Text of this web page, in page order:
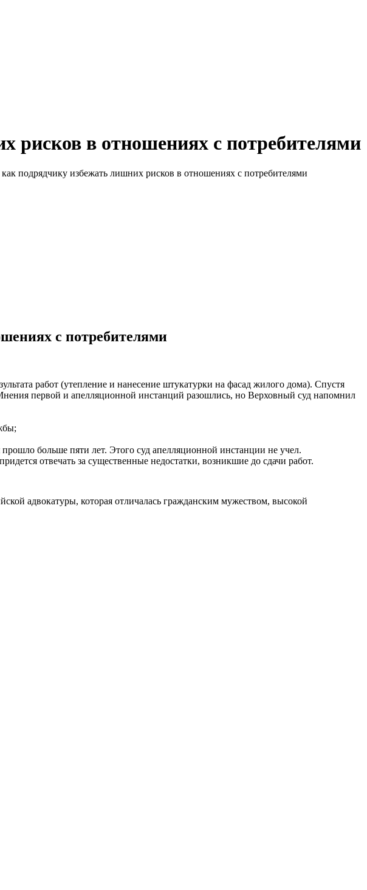
в отношениях с потребителями
подрядчику избежать лишних рисков в отношениях с потребителями
с потребителями
работ (утепление и нанесение штукатурки на фасад жилого дома). Спустя
первой и апелляционной инстанций разошлись, но Верховный суд напомнил
больше пяти лет. Этого суд апелляционной инстанции не учел.
отвечать за существенные недостатки, возникшие до сдачи работ.
адвокатуры, которая отличалась гражданским мужеством, высокой